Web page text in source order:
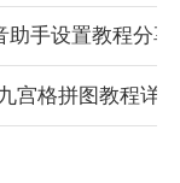
升级设备、扩
显著。例如，
衡升级成本与收
维护基金机制，
核心设施长期
手设置教程分享
宫格拼图教程详解